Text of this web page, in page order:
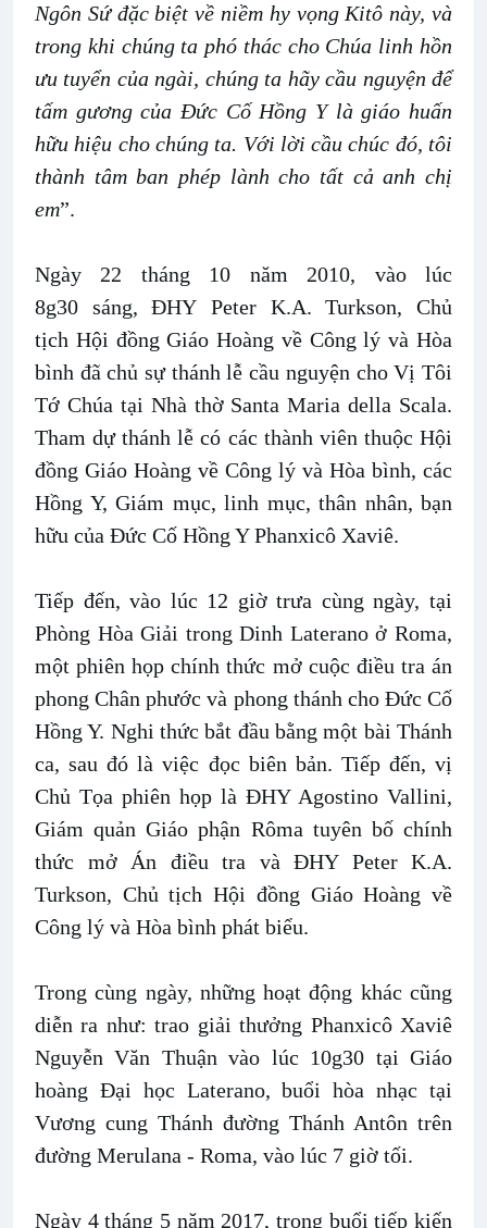
Ngôn Sứ đặc biệt về niềm hy vọng Kitô này, và
trong khi chúng ta phó thác cho Chúa linh hồn
ưu tuyển của ngài, chúng ta hãy cầu nguyện để
tấm gương của Đức Cố Hồng Y là giáo huấn
hữu hiệu cho chúng ta. Với lời cầu chúc đó, tôi
thành tâm ban phép lành cho tất cả anh chị
em”.
Ngày 22 tháng 10 năm 2010, vào lúc
8g30 sáng, ĐHY Peter K.A. Turkson, Chủ
tịch Hội đồng Giáo Hoàng về Công lý và Hòa
bình đã chủ sự thánh lễ cầu nguyện cho Vị Tôi
Tớ Chúa tại Nhà thờ Santa Maria della Scala.
Tham dự thánh lễ có các thành viên thuộc Hội
đồng Giáo Hoàng về Công lý và Hòa bình, các
Hồng Y, Giám mục, linh mục, thân nhân, bạn
hữu của Đức Cố Hồng Y Phanxicô Xaviê.
Tiếp đến, vào lúc 12 giờ trưa cùng ngày, tại
Phòng Hòa Giải trong Dinh Laterano ở Roma,
một phiên họp chính thức mở cuộc điều tra án
phong Chân phước và phong thánh cho Đức Cố
Hồng Y. Nghi thức bắt đầu bằng một bài Thánh
ca, sau đó là việc đọc biên bản. Tiếp đến, vị
Chủ Tọa phiên họp là ĐHY Agostino Vallini,
Giám quản Giáo phận Rôma tuyên bố chính
thức mở Án điều tra và ĐHY Peter K.A.
Turkson, Chủ tịch Hội đồng Giáo Hoàng về
Công lý và Hòa bình phát biểu.
Trong cùng ngày, những hoạt động khác cũng
diễn ra như: trao giải thưởng Phanxicô Xaviê
Nguyễn Văn Thuận vào lúc 10g30 tại Giáo
hoàng Đại học Laterano, buổi hòa nhạc tại
Vương cung Thánh đường Thánh Antôn trên
đường Merulana - Roma, vào lúc 7 giờ tối.
Ngày 4 tháng 5 năm 2017, trong buổi tiếp kiến